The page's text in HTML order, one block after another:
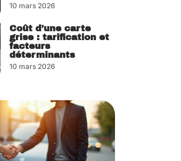
10 mars 2026
Coût d’une carte
grise : tarification et
facteurs
déterminants
10 mars 2026